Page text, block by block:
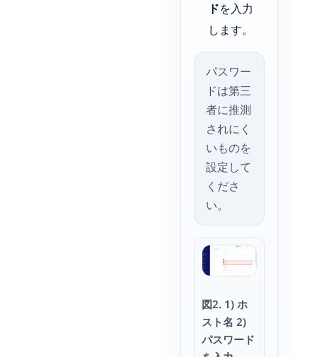
ドを入力
します。
パスワー
ドは第三
者に推測
されにく
いものを
設定して
くださ
い。
図2. 1) ホ
スト名 2)
パスワード